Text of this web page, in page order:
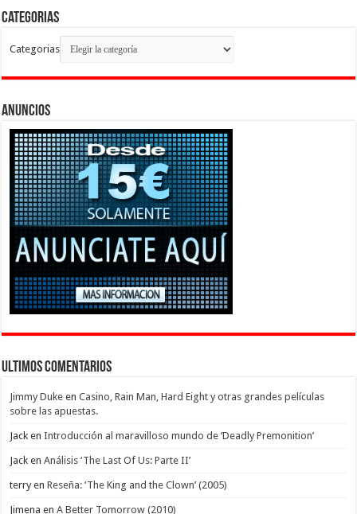
Categorias
Categorias
Anuncios
Ultimos Comentarios
Jimmy Duke enCasino, Rain Man, Hard Eight y otras grandes películas
sobre las apuestas.
Jack enIntroducción al maravilloso mundo de ‘Deadly Premonition’
Jack enAnálisis ‘The Last Of Us: Parte II’
terryenReseña: ‘The King and the Clown’ (2005)
Jimena enA Better Tomorrow (2010)